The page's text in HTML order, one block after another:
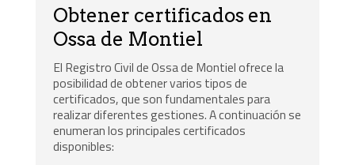
Obtener certificados en
Ossa de Montiel
El Registro Civil de Ossa de Montiel ofrece la
posibilidad de obtener varios tipos de
certificados, que son fundamentales para
realizar diferentes gestiones. A continuación se
enumeran los principales certificados
disponibles: